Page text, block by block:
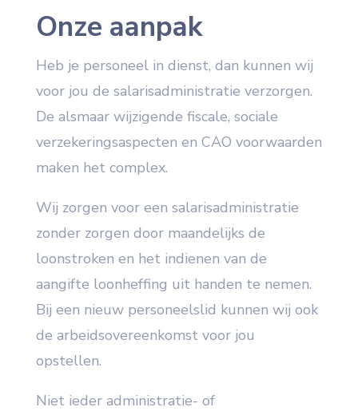
Onze aanpak
Heb je personeel in dienst, dan kunnen wij
voor jou de salarisadministratie verzorgen.
De alsmaar wijzigende fiscale, sociale
verzekeringsaspecten en CAO voorwaarden
maken het complex.
Wij zorgen voor een salarisadministratie
zonder zorgen door maandelijks de
loonstroken en het indienen van de
aangifte loonheffing uit handen te nemen.
Bij een nieuw personeelslid kunnen wij ook
de arbeidsovereenkomst voor jou
opstellen.
Niet ieder administratie- of